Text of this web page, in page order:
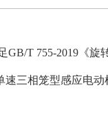
GB/T 755-2019 《旋
速三相笼型感应电